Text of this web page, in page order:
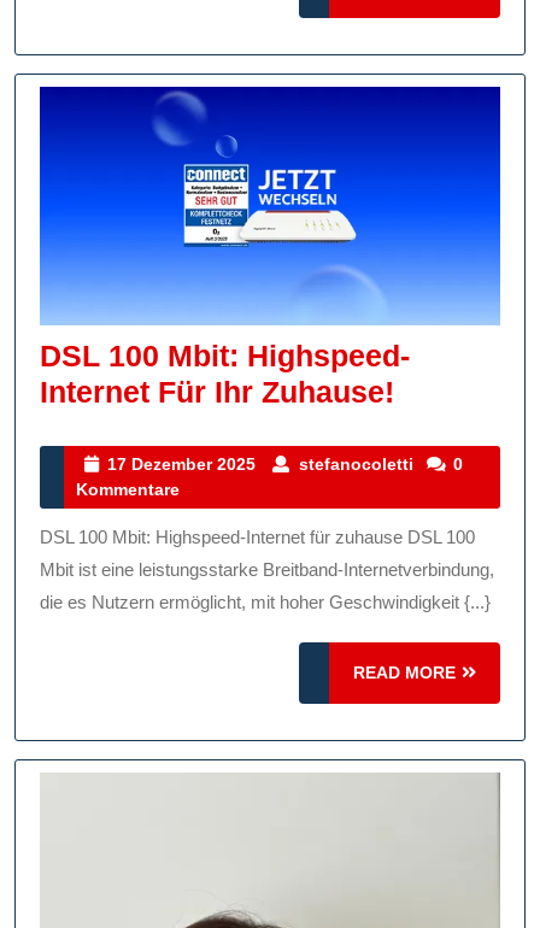
MORE
DSL 100 Mbit: Highspeed-
Internet Für Ihr Zuhause!
Mbit:
Internet
Für
Ihr
Zuhause!
17 Dezember 2025
17
2025
stefanocoletti stefanocoletti
0
Kommentare
DSL 100 Mbit: Highspeed-Internet für zuhause DSL 100
Mbit ist eine leistungsstarke Breitband-Internetverbindung,
die es Nutzern ermöglicht, mit hoher Geschwindigkeit {...}
READ MORE
READ
MORE